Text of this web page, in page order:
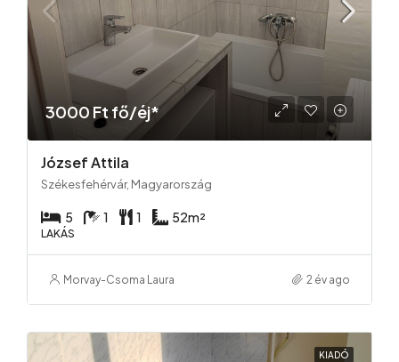
3000 Ft fő/éj*
József Attila
Székesfehérvár, Magyarország
5 1 1 52m²
LAKÁS
Morvay-Csoma Laura 2 év ago
KIADÓ